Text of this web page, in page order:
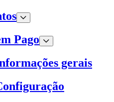
Pago
gerais